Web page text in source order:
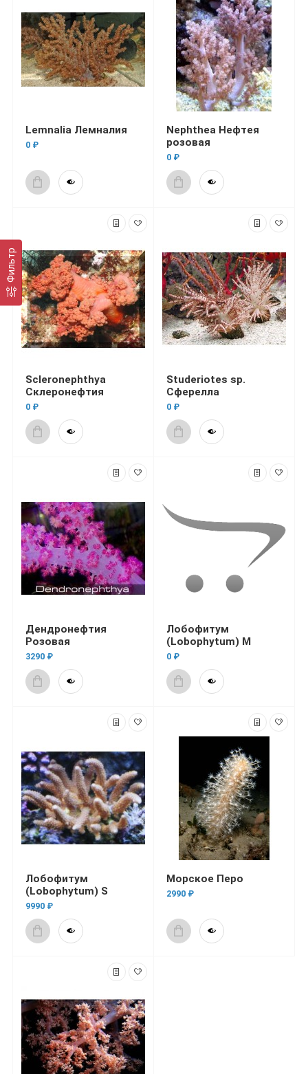
Фильтр
Lemnalia Лемналия
0 ₽
Nephthea Нефтея
розовая
0 ₽
Scleronephthya
Склеронефтия
0 ₽
Studeriotes sp.
Сферелла
0 ₽
Дендронефтия
Розовая
3290 ₽
Лобофитум
(Lobophytum) M
0 ₽
Лобофитум
(Lobophytum) S
9990 ₽
Морское Перо
2990 ₽